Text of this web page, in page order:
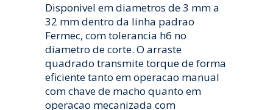
Disponivel em diametros de 3 mm a
32 mm dentro da linha padrao
Fermec, com tolerancia h6 no
diametro de corte. O arraste
quadrado transmite torque de forma
eficiente tanto em operacao manual
com chave de macho quanto em
operacao mecanizada com